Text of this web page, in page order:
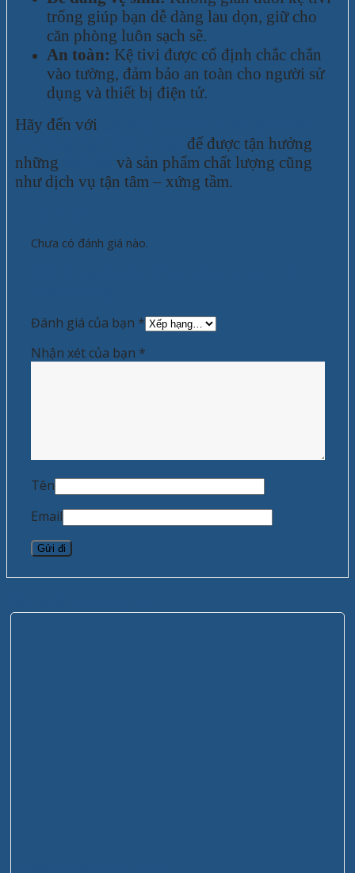
trống giúp bạn dễ dàng lau dọn, giữ cho
căn phòng luôn sạch sẽ.
An toàn: Kệ tivi được cố định chắc chắn
vào tường, đảm bảo an toàn cho người sử
dụng và thiết bị điện tử.
Hãy đến với
để được tận hưởng
những
và sản phẩm chất lượng cũng
như dịch vụ tận tâm – xứng tầm.
Chưa có đánh giá nào.
Đánh giá của bạn *
Nhận xét của bạn *
Tên
Email